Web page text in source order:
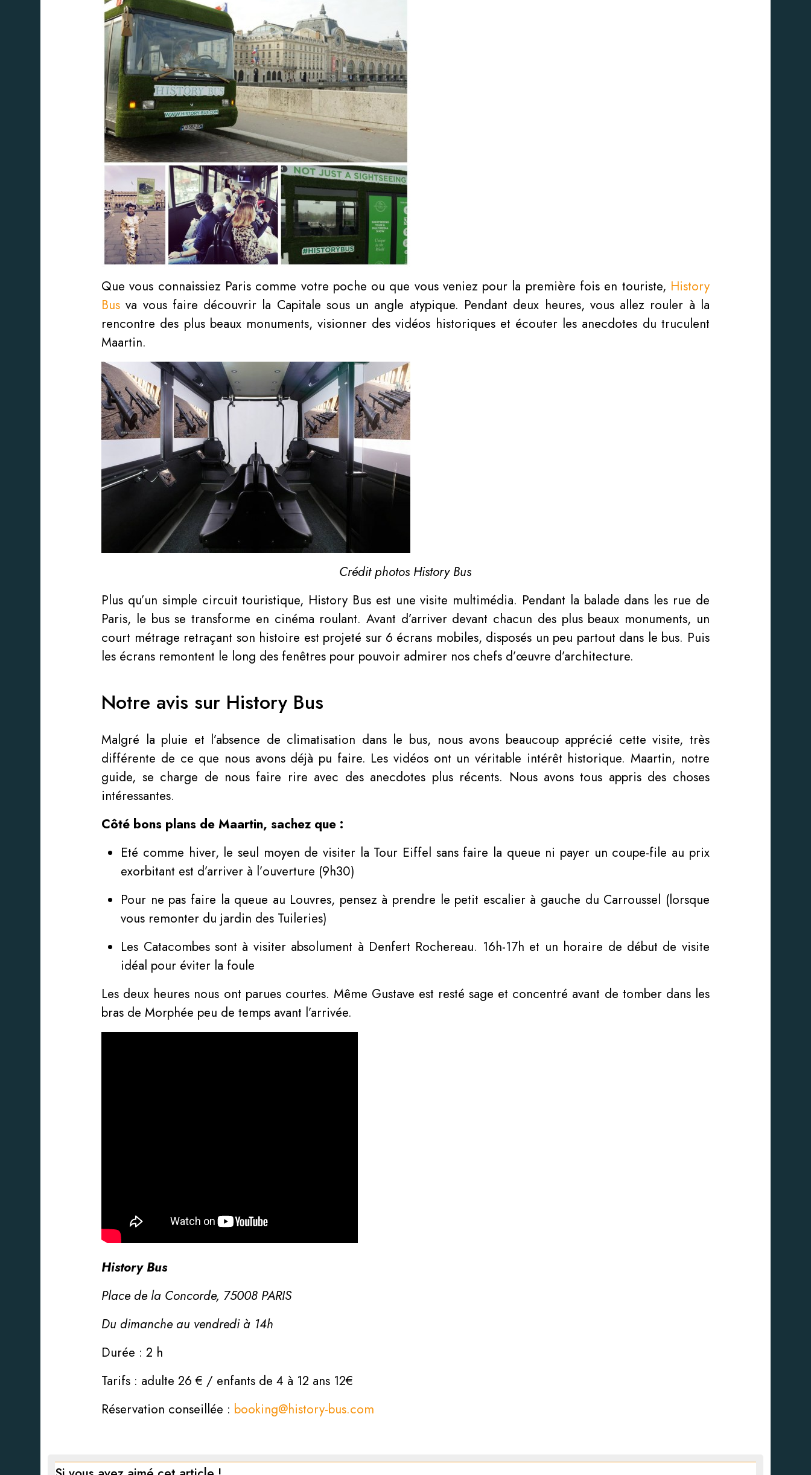
Que vous connaissiez Paris comme votre poche ou que vous veniez pour la première fois en touriste, History
Bus va vous faire découvrir la Capitale sous un angle atypique. Pendant deux heures, vous allez rouler à la
rencontre des plus beaux monuments, visionner des vidéos historiques et écouter les anecdotes du truculent
Maartin.
Crédit photos History Bus
Plus qu’un simple circuit touristique, History Bus est une visite multimédia. Pendant la balade dans les rue de
Paris, le bus se transforme en cinéma roulant. Avant d’arriver devant chacun des plus beaux monuments, un
court métrage retraçant son histoire est projeté sur 6 écrans mobiles, disposés un peu partout dans le bus. Puis
les écrans remontent le long des fenêtres pour pouvoir admirer nos chefs d’œuvre d’architecture.
Notre avis sur History Bus
Malgré la pluie et l’absence de climatisation dans le bus, nous avons beaucoup apprécié cette visite, très
différente de ce que nous avons déjà pu faire. Les vidéos ont un véritable intérêt historique. Maartin, notre
guide, se charge de nous faire rire avec des anecdotes plus récents. Nous avons tous appris des choses
intéressantes.
Côté bons plans de Maartin, sachez que :
Eté comme hiver, le seul moyen de visiter la Tour Eiffel sans faire la queue ni payer un coupe-file au prix
exorbitant est d’arriver à l’ouverture (9h30)
Pour ne pas faire la queue au Louvres, pensez à prendre le petit escalier à gauche du Carroussel (lorsque
vous remonter du jardin des Tuileries)
Les Catacombes sont à visiter absolument à Denfert Rochereau. 16h-17h et un horaire de début de visite
idéal pour éviter la foule
Les deux heures nous ont parues courtes. Même Gustave est resté sage et concentré avant de tomber dans les
bras de Morphée peu de temps avant l’arrivée.
History Bus
Place de la Concorde, 75008 PARIS
Du dimanche au vendredi à 14h
Durée : 2 h
Tarifs : adulte 26 € / enfants de 4 à 12 ans 12€
Réservation conseillée : booking@history-bus.com